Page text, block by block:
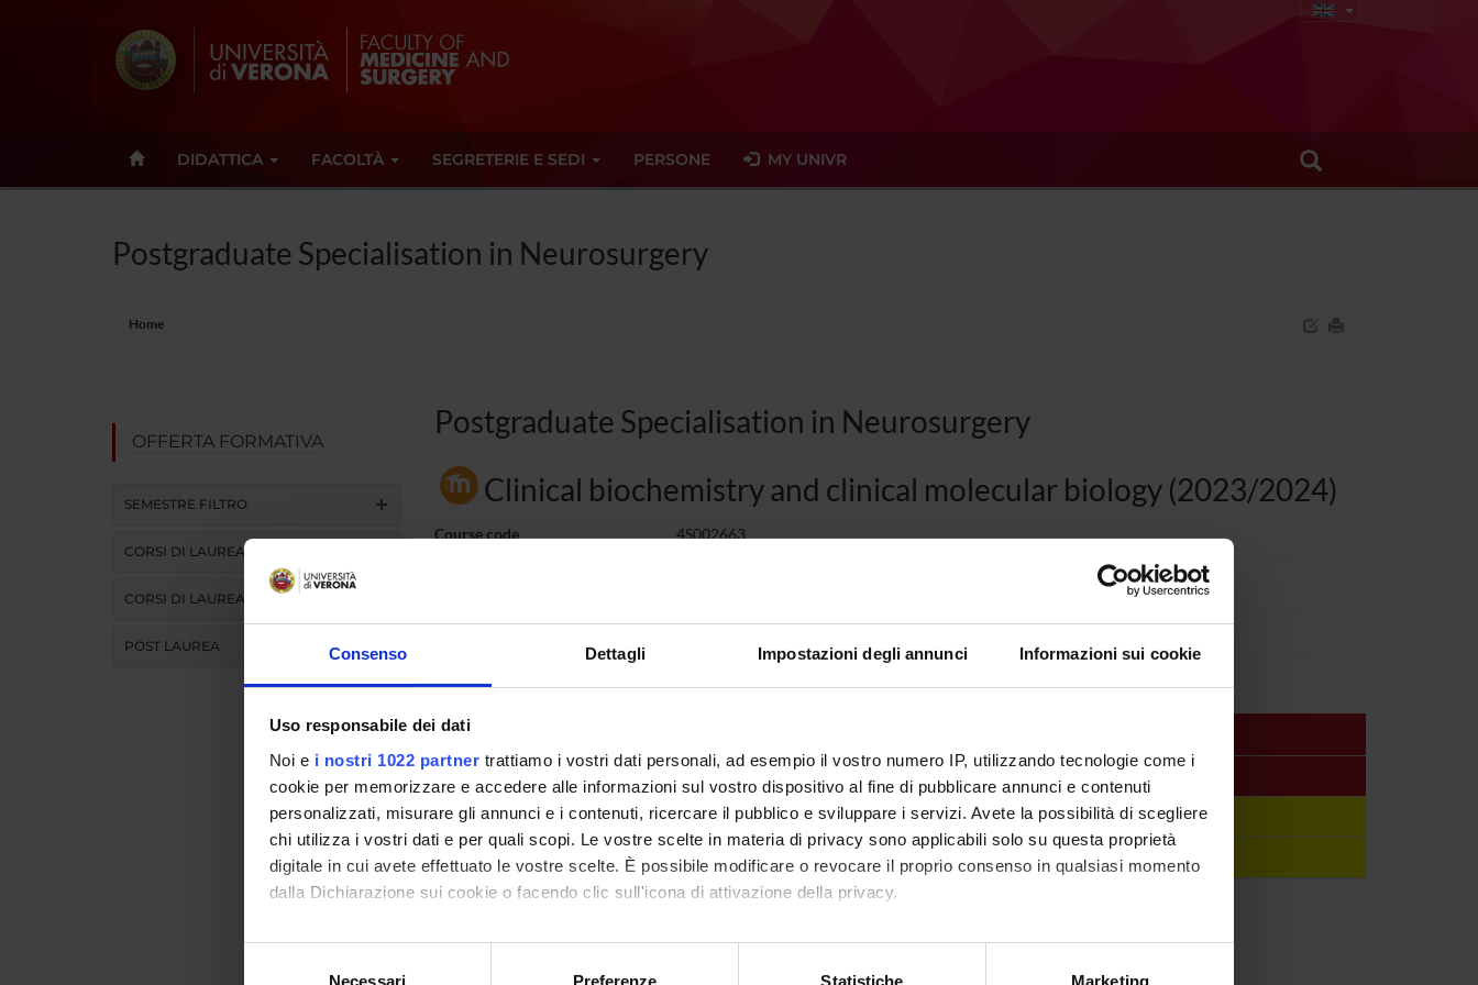
Consenso Dettagli Impostazioni degli annunci Informazioni sui cookie
Uso responsabile dei dati
Noi e i nostri 1022 partner trattiamo i vostri dati personali, ad esempio il vostro numero IP, utilizzando tecnologie come i
cookie per memorizzare e accedere alle informazioni sul vostro dispositivo al fine di pubblicare annunci e contenuti
personalizzati, misurare gli annunci e i contenuti, ricercare il pubblico e sviluppare i servizi. Avete la possibilità di scegliere
chi utilizza i vostri dati e per quali scopi. Le vostre scelte in materia di privacy sono applicabili solo su questa proprietà
digitale in cui avete effettuato le vostre scelte. È possibile modificare o revocare il proprio consenso in qualsiasi momento
dalla Dichiarazione sui cookie o facendo clic sull'icona di attivazione della privacy.
Con il tuo consenso, vorremmo anche:
raccogliere informazioni sulla tua posizione geografica, con un'approssimazione di qualche metro,
Necessari Preferenze Statistiche Marketing
DIDATTICA FACOLTÀ SEGRETERIE E SEDI PERSONE MY UNIVR
Postgraduate Specialisation in Neurosurgery
Home
OFFERTA FORMATIVA
SEMESTRE FILTRO
CORSI DI LAUREA
CORSI DI LAUREA MAGISTRALE
POST LAUREA
Postgraduate Specialisation in Neurosurgery
Clinical biochemistry and clinical molecular biology (2023/2024)
Course code 4S002663
Academic sector BIO/12 - CLINICAL BIOCHEMISTRY AND MOLECULAR BIOLOGY
Teaching is organised as follows:
Period
SALVAGNO 1 0.5 not yet allocated Gian Luca Salvagno
LIPPI 1 not yet allocated Giuseppe Lippi